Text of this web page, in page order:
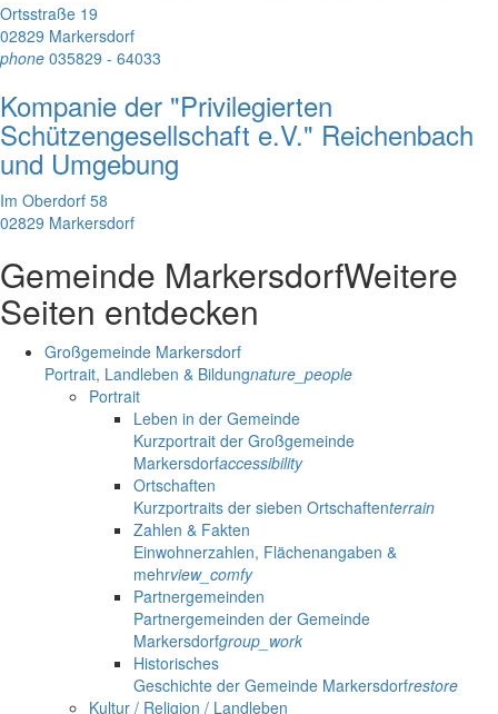
Ortsstraße 19
02829 Markersdorf
phone 035829 - 64033
Kompanie der "Privilegierten
Schützengesellschaft e.V." Reichenbach
und Umgebung
Im Oberdorf 58
02829 Markersdorf
Gemeinde MarkersdorfWeitere
Seiten entdecken
Großgemeinde Markersdorf
Portrait, Landleben & Bildungnature_people
Portrait
Leben in der Gemeinde
Kurzportrait der Großgemeinde
Markersdorfaccessibility
Ortschaften
Kurzportraits der sieben Ortschaftenterrain
Zahlen & Fakten
Einwohnerzahlen, Flächenangaben &
mehrview_comfy
Partnergemeinden
Partnergemeinden der Gemeinde
Markersdorfgroup_work
Historisches
Geschichte der Gemeinde Markersdorfrestore
Kultur / Religion / Landleben